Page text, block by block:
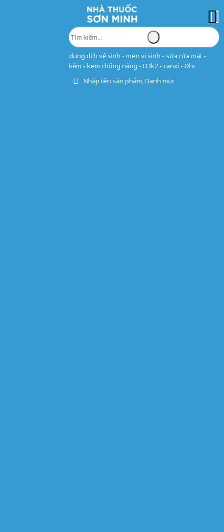
dung dịch vệ sinh - men vi sinh - sữa rửa mặt -
kẽm - kem chống nắng - D3k2 - canxi - Dhc
Nhập tên sản phẩm, Danh mục